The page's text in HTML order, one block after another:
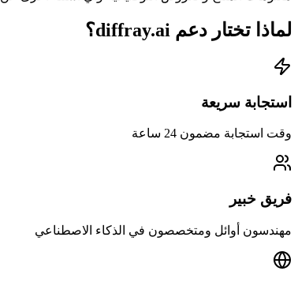
لماذا تختار دعم diffray.ai؟
استجابة سريعة
وقت استجابة مضمون 24 ساعة
فريق خبير
مهندسون أوائل ومتخصصون في الذكاء الاصطناعي